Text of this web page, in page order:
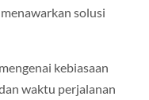
solusi
kebiasaan
waktu perjalanan